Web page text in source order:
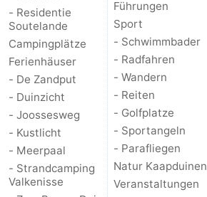
- Residentie
Soutelande
Campingplätze
Ferienhäuser
- De Zandput
- Duinzicht
- Joossesweg
- Kustlicht
- Meerpaal
- Strandcamping
Valkenisse
Führungen
Sport
- Schwimmbader
- Radfahren
- Wandern
- Reiten
- Golfplatze
- Sportangeln
- Parafliegen
Natur Kaapduinen
Veranstaltungen